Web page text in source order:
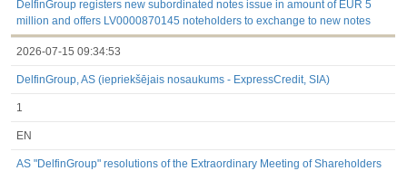
DelfinGroup registers new subordinated notes issue in amount of EUR 5
million and offers LV0000870145 noteholders to exchange to new notes
2026-07-15 09:34:53
DelfinGroup, AS (iepriekšējais nosaukums - ExpressCredit, SIA)
1
EN
AS "DelfinGroup" resolutions of the Extraordinary Meeting of Shareholders